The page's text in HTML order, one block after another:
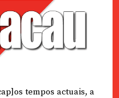
tempos actuais, a